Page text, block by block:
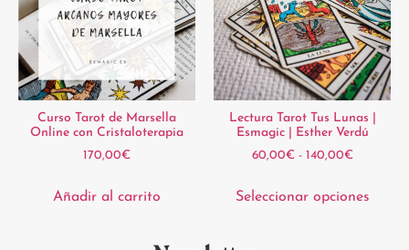
Curso Tarot de Marsella
Online con Cristaloterapia
170,00€
Añadir al carrito
Lectura Tarot Tus Lunas |
Esmagic | Esther Verdú
60,00€ - 140,00€
Seleccionar opciones